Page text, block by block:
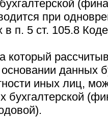
при
в п. 5 ст. 105.8
который
данных
иных лиц,
бухгалтерской